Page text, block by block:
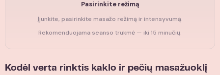
Pasirinkite režimą
Įjunkite, pasirinkite masažo režimą ir intensyvumą.
Rekomenduojama seanso trukmė — iki 15 minučių.
Kodėl verta rinktis kaklo ir pečių masažuoklį